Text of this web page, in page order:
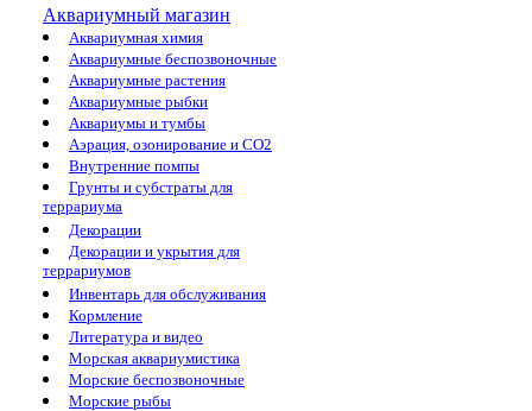
Аквариумный магазин
Аквариумная химия
Аквариумные беспозвоночные
Аквариумные растения
Аквариумные рыбки
Аквариумы и тумбы
Аэрация, озонирование и CO2
Внутренние помпы
Грунты и субстраты для
террариума
Декорации
Декорации и укрытия для
террариумов
Инвентарь для обслуживания
Кормление
Литература и видео
Морская аквариумистика
Морские беспозвоночные
Морские рыбы